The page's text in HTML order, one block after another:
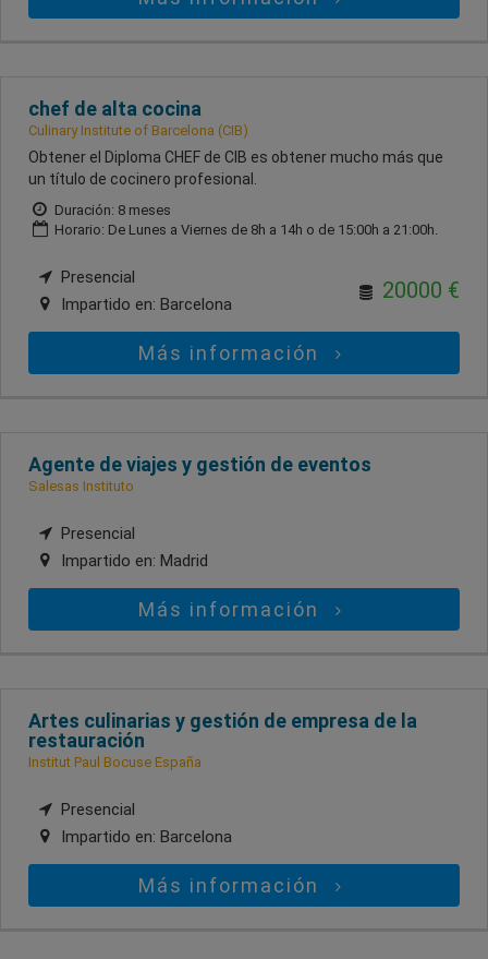
chef de alta cocina
Culinary Institute of Barcelona (CIB)
Obtener el Diploma CHEF de CIB es obtener mucho más que
un título de cocinero profesional.
Duración: 8 meses
Horario: De Lunes a Viernes de 8h a 14h o de 15:00h a 21:00h.
Presencial
Impartido en: Barcelona
20000 €
Más información
Agente de viajes y gestión de eventos
Salesas Instituto
Presencial
Impartido en: Madrid
Más información
Artes culinarias y gestión de empresa de la
restauración
Institut Paul Bocuse España
Presencial
Impartido en: Barcelona
Más información